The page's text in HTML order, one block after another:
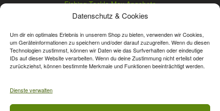
Datenschutz & Cookies
Um dir ein optimales Erlebnis in unserem Shop zu bieten, verwenden wir Cookies,
um Geräteinformationen zu speichern und/oder darauf zuzugreifen. Wenn du diesen
Technologien zustimmst, können wir Daten wie das Surfverhalten oder eindeutige
IDs auf dieser Website verarbeiten. Wenn du deine Zustimmung nicht erteilst oder
zurückziehst, können bestimmte Merkmale und Funktionen beeinträchtigt werden.
Dienste verwalten
Fishing Tackle Max Angebote
Seika Pro Produkte
Nightveit Zanderwobbler
Vertrag widerrufen
Unsere Onlinepreise können günstiger sein.